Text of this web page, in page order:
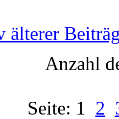
älterer
Anzahl
Seite: 1 2